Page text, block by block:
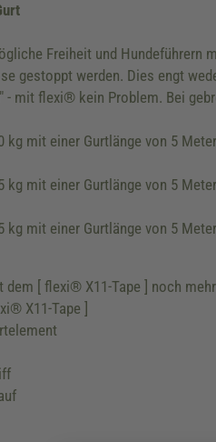
Freiheit und Hundeführern
gestoppt werden. Dies engt
- mit flexi® kein Problem. Bei
kg mit einer Gurtlänge von 5
kg mit einer Gurtlänge von 5
kg mit einer Gurtlänge von 5
[ flexi® X11-Tape ] noch
X11-Tape ]